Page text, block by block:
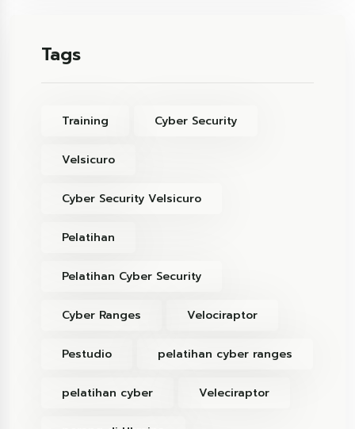
Tags
Training Cyber Security
Velsicuro
Cyber Security Velsicuro
Pelatihan
Pelatihan Cyber Security
Cyber Ranges Velociraptor
Pestudio pelatihan cyber ranges
pelatihan cyber Veleciraptor